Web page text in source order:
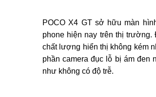
POCO X4 GT sở hữu màn
phone hiện nay trên thị
chất lượng hiển thị không kém
phần camera đục lỗ bị ám đen
như không có độ trễ.